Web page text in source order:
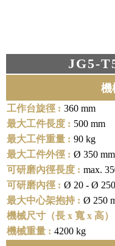
JG5-
機
360 mm
500 mm
90 kg
Ø 350 mm
max.
Ø 20 - Ø
Ø 250
4200 kg